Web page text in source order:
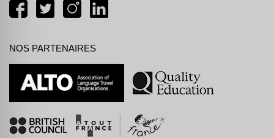
NOS PARTENAIRES